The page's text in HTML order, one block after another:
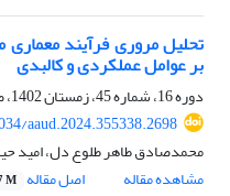
بر عوامل عملکردی و کالبدی
دوره 16، شماره 45، زمستان 1402، صفحه
aaud.2024.355338.2698
محمدصادق طاهر طلوع دل، امید
مشاهده مقاله
اصل مقاله M